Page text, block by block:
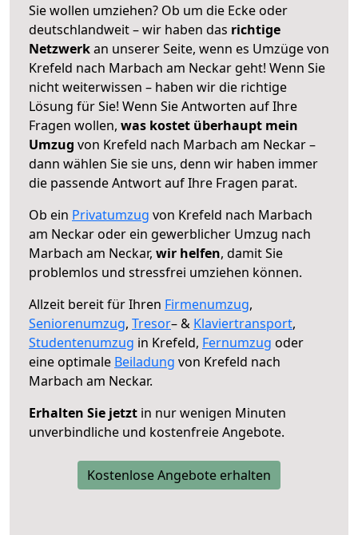
Sie wollen umziehen? Ob um die Ecke oder
deutschlandweit – wir haben das richtige
Netzwerkan unserer Seite, wenn es Umzüge von
Krefeld nach Marbach am Neckar geht! Wenn Sie
nicht weiterwissen – haben wir die richtige
Lösung für Sie! Wenn Sie Antworten auf Ihre
Fragen wollen, was kostet überhaupt mein
Umzug von Krefeld nach Marbach am Neckar –
dann wählen Sie sie uns, denn wir haben immer
die passende Antwort auf Ihre Fragen parat.
Ob ein Privatumzug von Krefeld nach Marbach
am Neckar oder ein gewerblicher Umzug nach
Marbach am Neckar, wir helfen, damit Sie
problemlos und stressfrei umziehen können.
Allzeit bereit für Ihren Firmenumzug,
Seniorenumzug, Tresor– & Klaviertransport,
Studentenumzug in Krefeld, Fernumzug oder
eine optimale Beiladung von Krefeld nach
Marbach am Neckar.
Erhalten Sie jetzt in nur wenigen Minuten
unverbindliche und kostenfreie Angebote.
Kostenlose Angebote erhalten